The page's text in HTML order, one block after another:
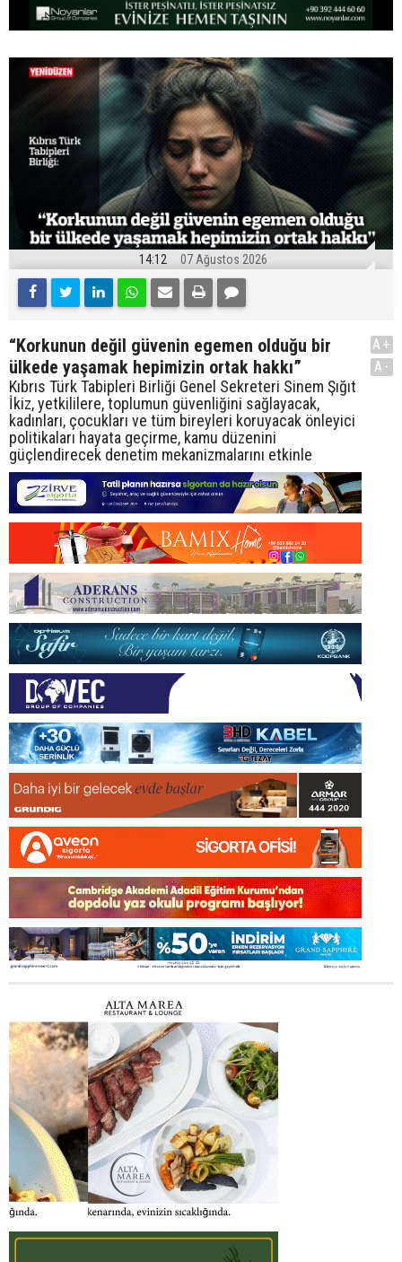
14:12 07 Ağustos 2026
“Korkunun değil güvenin egemen olduğu bir
ülkede yaşamak hepimizin ortak hakkı”
Kıbrıs Türk Tabipleri Birliği Genel Sekreteri Sinem Şığıt
İkiz, yetkililere, toplumun güvenliğini sağlayacak,
kadınları, çocukları ve tüm bireyleri koruyacak önleyici
politikaları hayata geçirme, kamu düzenini
güçlendirecek denetim mekanizmalarını etkinle
A+
A-